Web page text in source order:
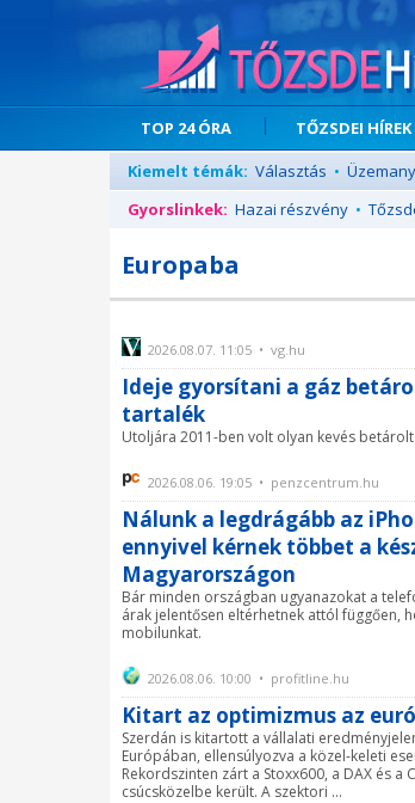
TOP 24 ÓRA TŐZSDEI HÍREK
Kiemelt témák: Választás •
Gyorslinkek: Hazai részvény •
Europaba
2026.08.07. 11:05 • vg.hu
Ideje gyorsítani a gáz
tartalék
Utoljára 2011-ben volt olyan kevés
2026.08.06. 19:05 • penzcentrum.hu
Nálunk a legdrágább az
ennyivel kérnek többet a
Magyarországon
Bár minden országban ugyanazokat a
árak jelentősen eltérhetnek attól függően,
mobilunkat.
2026.08.06. 10:00 • profitline.hu
Kitart az optimizmus az
Szerdán is kitartott a vállalati
Európában, ellensúlyozva a közel-keleti
Rekordszinten zárt a Stoxx600, a DAX és a
csúcsközelbe került. A szektori ...